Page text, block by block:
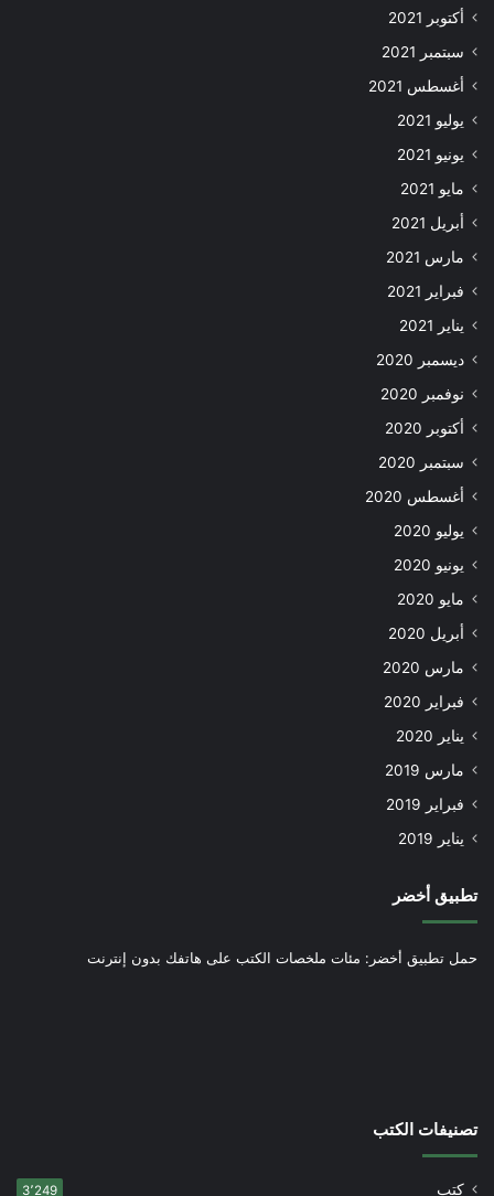
أكتوبر 2021
سبتمبر 2021
أغسطس 2021
يوليو 2021
يونيو 2021
مايو 2021
أبريل 2021
مارس 2021
فبراير 2021
يناير 2021
ديسمبر 2020
نوفمبر 2020
أكتوبر 2020
سبتمبر 2020
أغسطس 2020
يوليو 2020
يونيو 2020
مايو 2020
أبريل 2020
مارس 2020
فبراير 2020
يناير 2020
مارس 2019
فبراير 2019
يناير 2019
تطبيق أخضر
حمل تطبيق أخضر: مئات ملخصات الكتب على هاتفك بدون إنترنت
تصنيفات الكتب
كتب 3٬249